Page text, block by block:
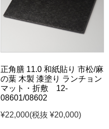
正角膳 11.0 和紙貼り 市松/麻
の葉 木製 漆塗り ランチョン
マット・折敷 12-
08601/08602
¥22,000(税抜 ¥20,000)